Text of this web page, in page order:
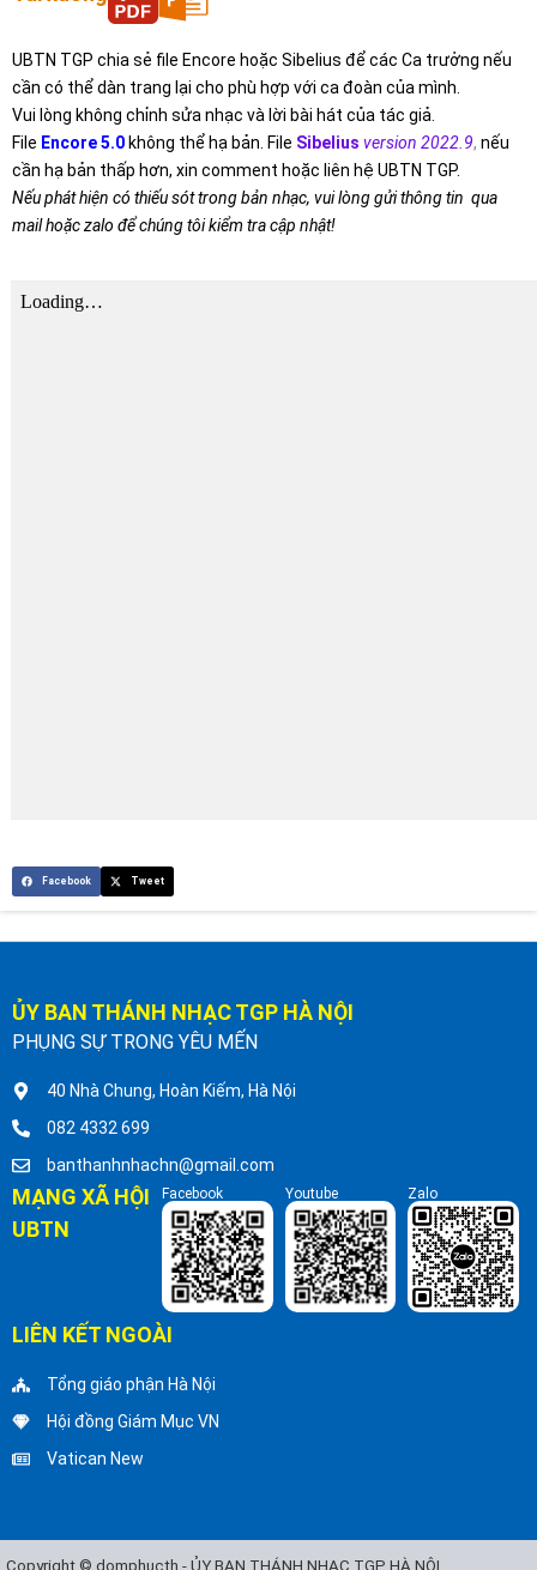
UBTN TGP chia sẻ file Encore hoặc Sibelius để các Ca trưởng nếu
cần có thể dàn trang lại cho phù hợp với ca đoàn của mình.
Vui lòng không chỉnh sửa nhạc và lời bài hát của tác giả.
File Encore 5.0 không thể hạ bản. File Sibelius version 2022.9, nếu
cần hạ bản thấp hơn, xin comment hoặc liên hệ UBTN TGP.
Nếu phát hiện có thiếu sót trong bản nhạc, vui lòng gửi thông tin qua
mail hoặc zalo để chúng tôi kiểm tra cập nhật!
Facebook Tweet
ỦY BAN THÁNH NHẠC TGP HÀ NỘI
PHỤNG SỰ TRONG YÊU MẾN
40 Nhà Chung, Hoàn Kiếm, Hà Nội
082 4332 699
banthanhnhachn@gmail.com
MẠNG XÃ HỘI
UBTN
Facebook Youtube Zalo
LIÊN KẾT NGOÀI
Tổng giáo phận Hà Nội
Hội đồng Giám Mục VN
Vatican New
Copyright © domphucth - ỦY BAN THÁNH NHẠC TGP HÀ NỘI